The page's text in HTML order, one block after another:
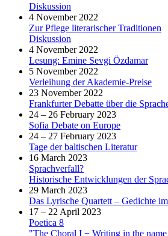
Diskussion
4 November 2022
Zur Pflege literarischer Traditionen
Diskussion
4 November 2022
Lesung: Emine Sevgi Özdamar
5 November 2022
Verleihung der Akademie-Preise
23 November 2022
Frankfurter Debatte über die
24 – 26 February 2023
Sofia Debate on Europe
24 – 27 February 2023
Tage der baltischen Literatur
16 March 2023
Sprachverfall?
Historische Entwicklungen der
29 March 2023
Das Lyrische Quartett – Gedichte
17 – 22 April 2023
Poetica 8
"The Choral I − Writing in the